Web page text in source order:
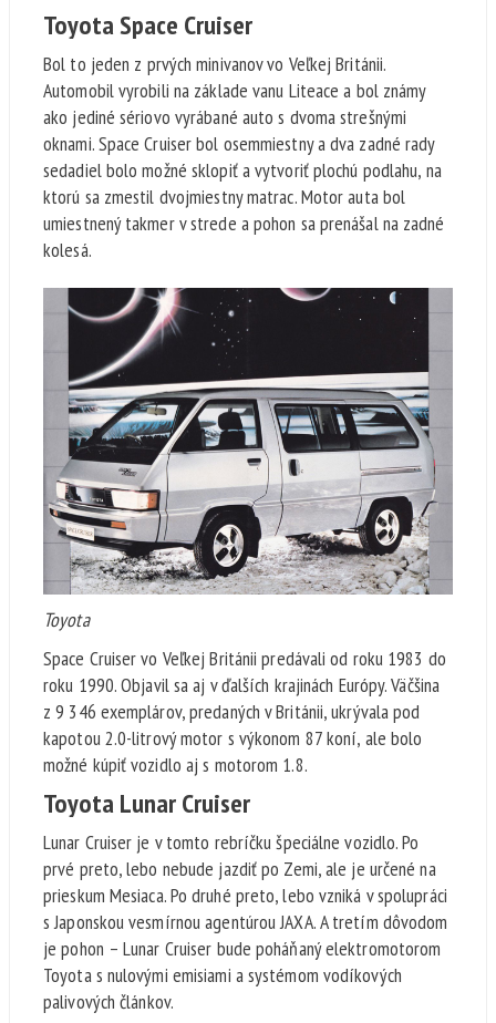
Toyota Space Cruiser
Bol to jeden z prvých minivanov vo Veľkej Británii.
Automobil vyrobili na základe vanu Liteace a bol známy
ako jediné sériovo vyrábané auto s dvoma strešnými
oknami. Space Cruiser bol osemmiestny a dva zadné rady
sedadiel bolo možné sklopiť a vytvoriť plochú podlahu, na
ktorú sa zmestil dvojmiestny matrac. Motor auta bol
umiestnený takmer v strede a pohon sa prenášal na zadné
kolesá.
Toyota
Space Cruiser vo Veľkej Británii predávali od roku 1983 do
roku 1990. Objavil sa aj v ďalších krajinách Európy. Väčšina
z 9 346 exemplárov, predaných v Británii, ukrývala pod
kapotou 2.0-litrový motor s výkonom 87 koní, ale bolo
možné kúpiť vozidlo aj s motorom 1.8.
Toyota Lunar Cruiser
Lunar Cruiser je v tomto rebríčku špeciálne vozidlo. Po
prvé preto, lebo nebude jazdiť po Zemi, ale je určené na
prieskum Mesiaca. Po druhé preto, lebo vzniká v spolupráci
s Japonskou vesmírnou agentúrou JAXA. A tretím dôvodom
je pohon – Lunar Cruiser bude poháňaný elektromotorom
Toyota s nulovými emisiami a systémom vodíkových
palivových článkov.